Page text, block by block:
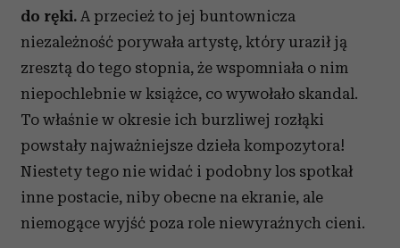
do ręki. A przecież to jej buntownicza
niezależność porywała artystę, który uraził ją
zresztą do tego stopnia, że wspomniała o nim
niepochlebnie w książce, co wywołało skandal.
To właśnie w okresie ich burzliwej rozłąki
powstały najważniejsze dzieła kompozytora!
Niestety tego nie widać i podobny los spotkał
inne postacie, niby obecne na ekranie, ale
niemogące wyjść poza role niewyraźnych cieni.